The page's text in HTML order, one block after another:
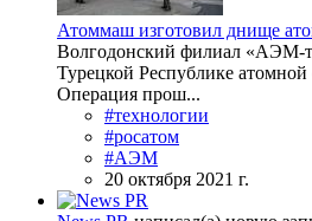
Атоммаш изготовил днище
Волгодонский филиал «АЭМ-
Турецкой Республике
Операция прош...
#технологии
#росатом
#АЭМ
20 октября 2021 г.